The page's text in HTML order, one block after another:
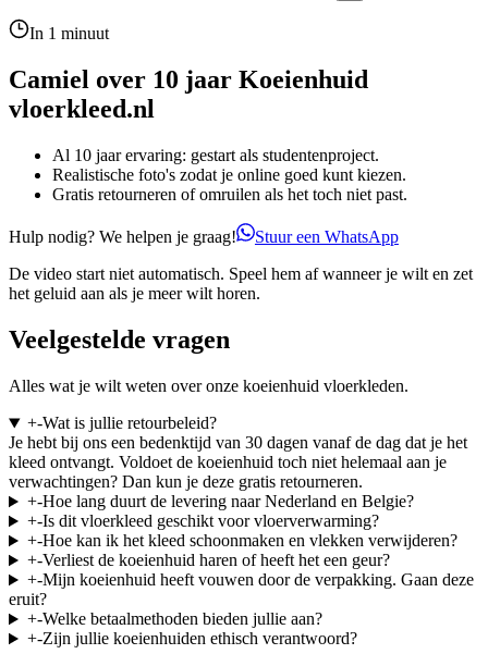
In 1 minuut
Camiel over 10 jaar Koeienhuid
vloerkleed.nl
Al 10 jaar ervaring: gestart als studentenproject.
Realistische foto's zodat je online goed kunt kiezen.
Gratis retourneren of omruilen als het toch niet past.
Hulp nodig? We helpen je graag!
Stuur een WhatsApp
De video start niet automatisch. Speel hem af wanneer je wilt en zet
het geluid aan als je meer wilt horen.
Veelgestelde vragen
Alles wat je wilt weten over onze koeienhuid vloerkleden.
+-Wat is jullie retourbeleid?
Je hebt bij ons een bedenktijd van 30 dagen vanaf de dag dat je het
kleed ontvangt. Voldoet de koeienhuid toch niet helemaal aan je
verwachtingen? Dan kun je deze gratis retourneren.
+-Hoe lang duurt de levering naar Nederland en Belgie?
+-Is dit vloerkleed geschikt voor vloerverwarming?
+-Hoe kan ik het kleed schoonmaken en vlekken verwijderen?
+-Verliest de koeienhuid haren of heeft het een geur?
+-Mijn koeienhuid heeft vouwen door de verpakking. Gaan deze
eruit?
+-Welke betaalmethoden bieden jullie aan?
+-Zijn jullie koeienhuiden ethisch verantwoord?